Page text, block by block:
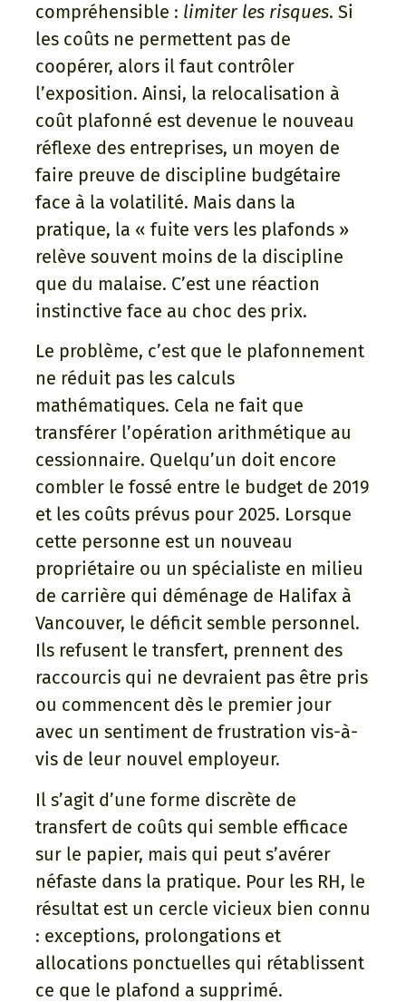
compréhensible : limiter les risques. Si
les coûts ne permettent pas de
coopérer, alors il faut contrôler
l’exposition. Ainsi, la relocalisation à
coût plafonné est devenue le nouveau
réflexe des entreprises, un moyen de
faire preuve de discipline budgétaire
face à la volatilité. Mais dans la
pratique, la « fuite vers les plafonds »
relève souvent moins de la discipline
que du malaise. C’est une réaction
instinctive face au choc des prix.
Le problème, c’est que le plafonnement
ne réduit pas les calculs
mathématiques. Cela ne fait que
transférer l’opération arithmétique au
cessionnaire. Quelqu’un doit encore
combler le fossé entre le budget de 2019
et les coûts prévus pour 2025. Lorsque
cette personne est un nouveau
propriétaire ou un spécialiste en milieu
de carrière qui déménage de Halifax à
Vancouver, le déficit semble personnel.
Ils refusent le transfert, prennent des
raccourcis qui ne devraient pas être pris
ou commencent dès le premier jour
avec un sentiment de frustration vis-à-
vis de leur nouvel employeur.
Il s’agit d’une forme discrète de
transfert de coûts qui semble efficace
sur le papier, mais qui peut s’avérer
néfaste dans la pratique. Pour les RH, le
résultat est un cercle vicieux bien connu
: exceptions, prolongations et
allocations ponctuelles qui rétablissent
ce que le plafond a supprimé.